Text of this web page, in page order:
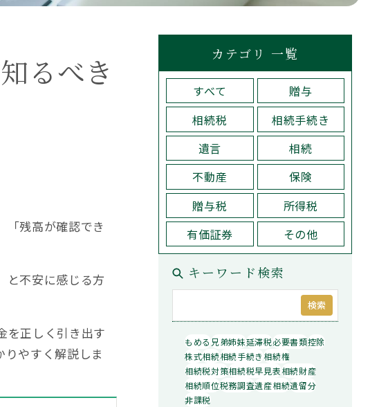
コーポレートサイト プライバシーポリシー
遺留分 非課税
Why Choose Us
選ばれる理由
るべき
「残高が確認でき
と不安に感じる方
を正しく引き出す
やすく解説しま
カテゴリ 一覧
すべて
贈与
相続税
相続手続き
遺言
相続
不動産
保険
贈与税
所得税
有価証券
その他
キーワード検索
検索
もめる 兄弟姉妹延滞税必要書類控除
株式相続相続手続き相続権
相続税対策相続税早見表相続財産
相続順位税務調査遺産相続遺留分
非課税